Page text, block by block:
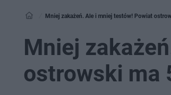
Mniej zakażeń. Ale i mniej testów! Powiat
Mniej
ostrowski ma